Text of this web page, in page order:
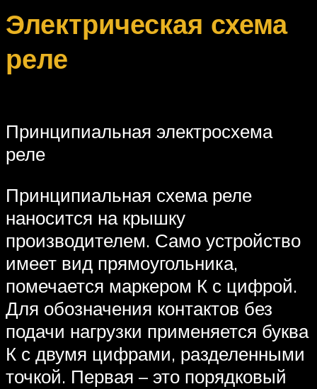
Электрическая схема
реле
Принципиальная электросхема
реле
Принципиальная схема реле
наносится на крышку
производителем. Само устройство
имеет вид прямоугольника,
помечается маркером К с цифрой.
Для обозначения контактов без
подачи нагрузки применяется буква
К с двумя цифрами, разделенными
точкой. Первая – это порядковый